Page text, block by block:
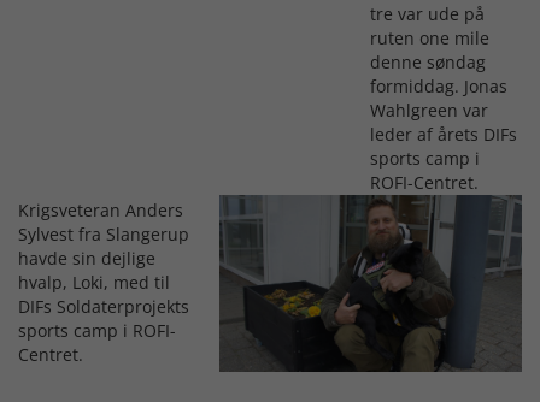
tre var ude på
ruten one mile
denne søndag
formiddag. Jonas
Wahlgreen var
leder af årets DIFs
sports camp i
ROFI-Centret.
Krigsveteran Anders
Sylvest fra Slangerup
havde sin dejlige
hvalp, Loki, med til
DIFs Soldaterprojekts
sports camp i ROFI-
Centret.